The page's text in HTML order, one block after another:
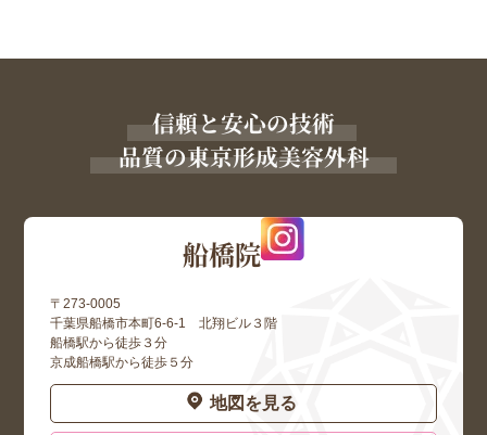
信頼と安心の技術
品質の東京形成美容外科
船橋院
〒273-0005
千葉県船橋市本町6-6-1 北翔ビル３階
船橋駅から徒歩３分
京成船橋駅から徒歩５分
地図を見る